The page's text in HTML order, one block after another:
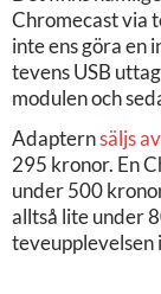
Chromecast via
inte ens göra en
tevens USB
modulen och
Adapternsäljs
295 kronor. En
under 500
alltså lite under
teveupplevelsen